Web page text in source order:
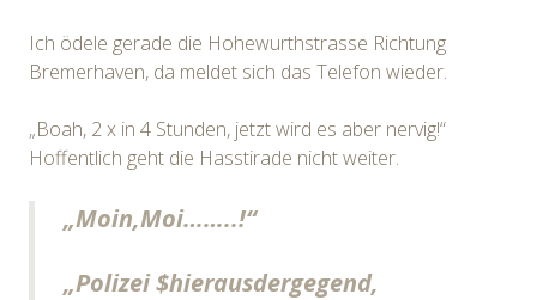
Ich ödele gerade die Hohewurthstrasse Richtung
Bremerhaven, da meldet sich das Telefon wieder.
„Boah, 2 x in 4 Stunden, jetzt wird es aber nervig!“
Hoffentlich geht die Hasstirade nicht weiter.
„Moin,Moi……..!“
„Polizei $hierausdergegend,